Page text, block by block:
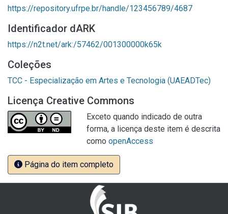
https://repository.ufrpe.br/handle/123456789/4687
Identificador dARK
https://n2t.net/ark:/57462/001300000k65k
Coleções
TCC - Especialização em Artes e Tecnologia (UAEADTec)
Licença Creative Commons
Exceto quando indicado de outra
forma, a licença deste item é descrita
como openAccess
Página do item completo